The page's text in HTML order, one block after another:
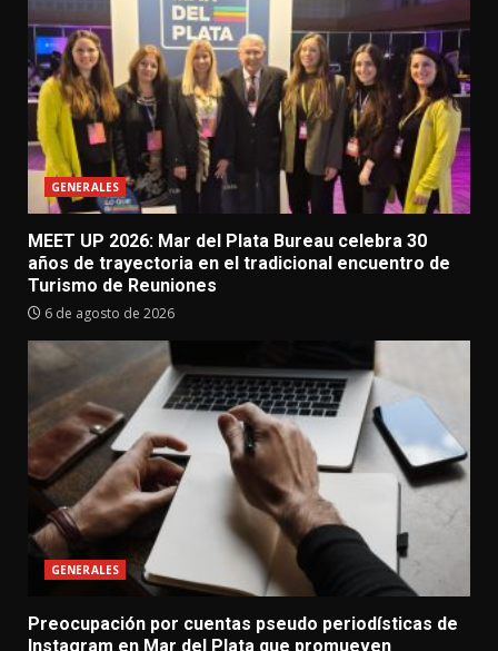
GENERALES
MEET UP 2026: Mar del Plata Bureau celebra 30
años de trayectoria en el tradicional encuentro de
Turismo de Reuniones
6 de agosto de 2026
GENERALES
Preocupación por cuentas pseudo periodísticas de
Instagram en Mar del Plata que promueven